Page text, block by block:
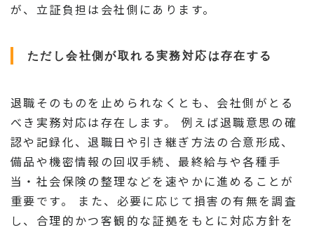
が、立証負担は会社側にあります。
ただし会社側が取れる実務対応は存在する
退職そのものを止められなくとも、会社側がとる
べき実務対応は存在します。 例えば退職意思の確
認や記録化、退職日や引き継ぎ方法の合意形成、
備品や機密情報の回収手続、最終給与や各種手
当・社会保険の整理などを速やかに進めることが
重要です。 また、必要に応じて損害の有無を調査
し、合理的かつ客観的な証拠をもとに対応方針を